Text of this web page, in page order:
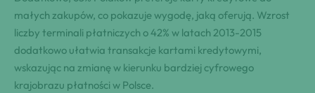
małych zakupów, co pokazuje wygodę, jaką oferują. Wzrost
liczby terminali płatniczych o 42% w latach 2013-2015
dodatkowo ułatwia transakcje kartami kredytowymi,
wskazując na zmianę w kierunku bardziej cyfrowego
krajobrazu płatności w Polsce.